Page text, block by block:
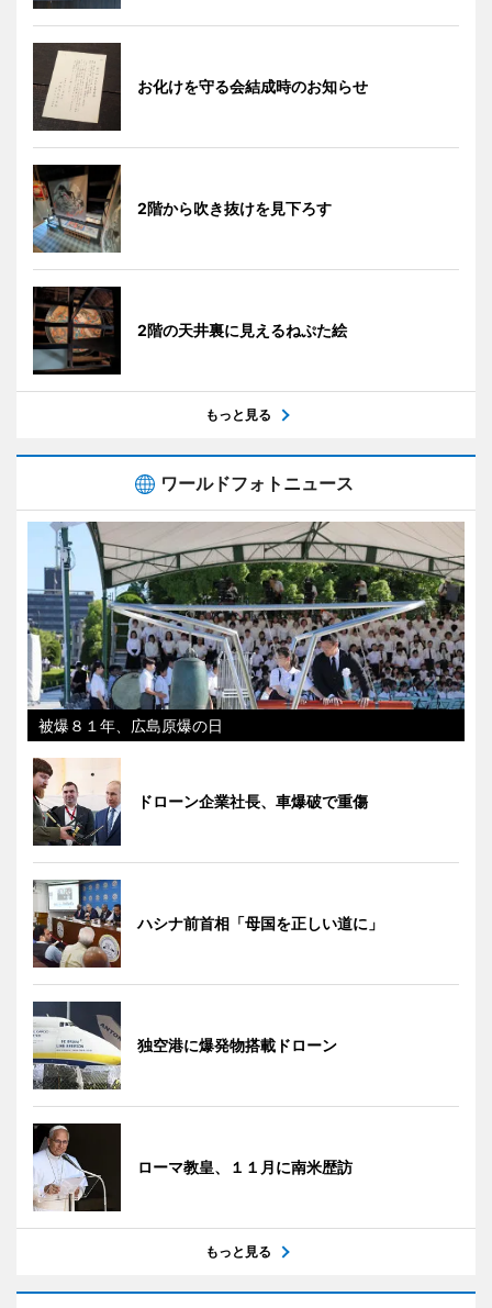
お化けを守る会結成時のお知らせ
2階から吹き抜けを見下ろす
2階の天井裏に見えるねぷた絵
もっと見る
ワールドフォトニュース
被爆８１年、広島原爆の日
ドローン企業社長、車爆破で重傷
ハシナ前首相「母国を正しい道に」
独空港に爆発物搭載ドローン
ローマ教皇、１１月に南米歴訪
もっと見る